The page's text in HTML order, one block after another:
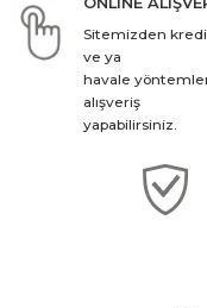
Sitemizden kredi
ve ya
havale
alışveriş
yapabilirsiniz.